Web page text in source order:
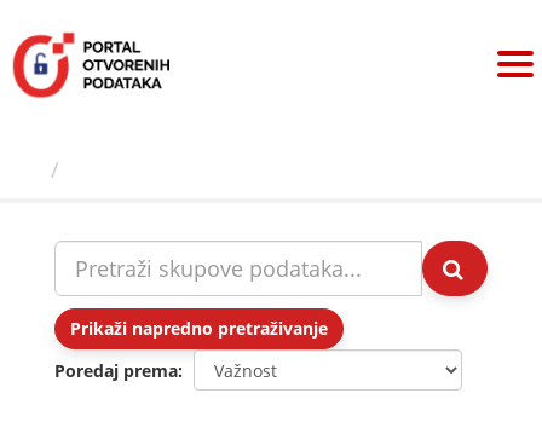
sadržaj
Prikaži napredno pretraživanje
Poredaj prema